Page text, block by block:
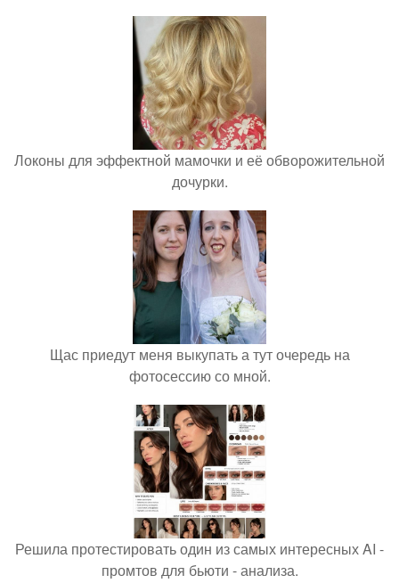
Локоны для эффектной мамочки и её обворожительной
дочурки.
Щас приедут меня выкупать а тут очередь на
фотосессию со мной.
Решила протестировать один из самых интересных AI -
промтов для бьюти - анализа.